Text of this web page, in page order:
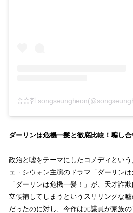
ダーリンは危機一髪と徹底比較！騙し
政治と嘘をテーマにしたコメディとい
ェ・シウォン主演のドラマ「ダーリンは
「ダーリンは危機一髪！」が、天才詐
立候補してしまうというスリリングな
だったのに対し、今作は元議員が家族